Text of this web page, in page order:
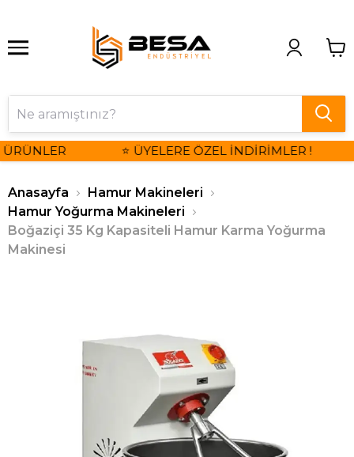
⭐ ÜYELERE ÖZEL İNDİRİMLER !
Anasayfa
Hamur Makineleri
Hamur Yoğurma Makineleri
Boğaziçi 35 Kg Kapasiteli Hamur Karma Yoğurma
Makinesi